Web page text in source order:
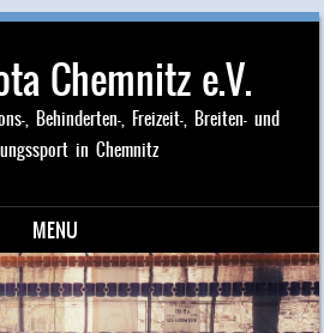
Chemnitz e.V.
, Behinderten-, Freizeit-, Breiten- und
in Chemnitz
MENU